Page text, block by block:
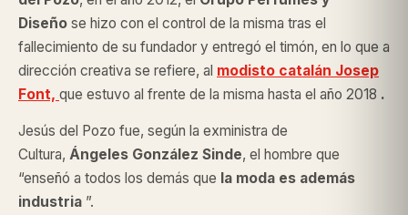
Diseño se hizo con el control de la misma tras el
fallecimiento de su fundador y entregó el timón, en lo que a
dirección creativa se refiere, al modisto catalán Josep
Font, que estuvo al frente de la misma hasta el año 2018 .
Jesús del Pozo fue, según la exministra de
Cultura, Ángeles González Sinde, el hombre que
“enseñó a todos los demás que la moda es además
industria ”.